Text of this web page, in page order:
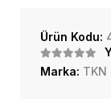
Ürün Kodu:
Marka: TKN